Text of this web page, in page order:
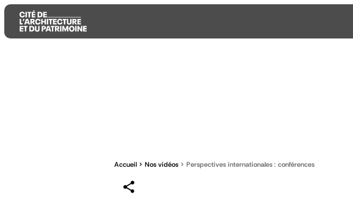
Accueil Nos vidéos Perspectives internationales : conférences